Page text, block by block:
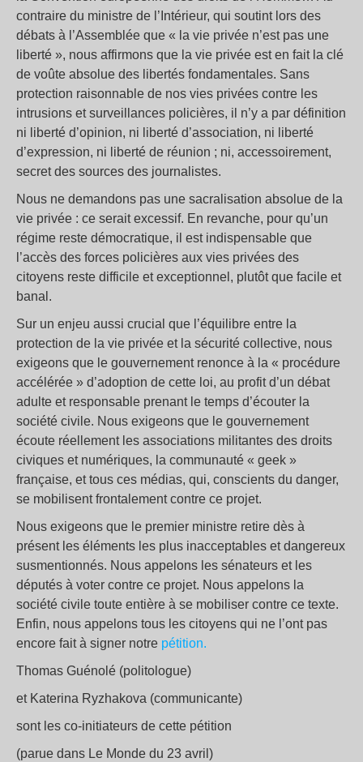
contraire du ministre de l’Intérieur, qui soutint lors des
débats à l’Assemblée que « la vie privée n’est pas une
liberté », nous affirmons que la vie privée est en fait la clé
de voûte absolue des libertés fondamentales. Sans
protection raisonnable de nos vies privées contre les
intrusions et surveillances policières, il n’y a par définition
ni liberté d’opinion, ni liberté d’association, ni liberté
d’expression, ni liberté de réunion ; ni, accessoirement,
secret des sources des journalistes.
Nous ne demandons pas une sacralisation absolue de la
vie privée : ce serait excessif. En revanche, pour qu’un
régime reste démocratique, il est indispensable que
l’accès des forces policières aux vies privées des
citoyens reste difficile et exceptionnel, plutôt que facile et
banal.
Sur un enjeu aussi crucial que l’équilibre entre la
protection de la vie privée et la sécurité collective, nous
exigeons que le gouvernement renonce à la « procédure
accélérée » d’adoption de cette loi, au profit d’un débat
adulte et responsable prenant le temps d’écouter la
société civile. Nous exigeons que le gouvernement
écoute réellement les associations militantes des droits
civiques et numériques, la communauté « geek »
française, et tous ces médias, qui, conscients du danger,
se mobilisent frontalement contre ce projet.
Nous exigeons que le premier ministre retire dès à
présent les éléments les plus inacceptables et dangereux
susmentionnés. Nous appelons les sénateurs et les
députés à voter contre ce projet. Nous appelons la
société civile toute entière à se mobiliser contre ce texte.
Enfin, nous appelons tous les citoyens qui ne l’ont pas
encore fait à signer notre pétition.
Thomas Guénolé (politologue)
et Katerina Ryzhakova (communicante)
sont les co-initiateurs de cette pétition
(parue dans Le Monde du 23 avril)